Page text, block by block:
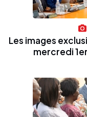
Les images
mercredi